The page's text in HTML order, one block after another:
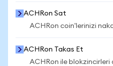
ACHRon Sat
ACHRon coin'lerinizi
ACHRon Takas Et
ACHRon ile blokzincirleri